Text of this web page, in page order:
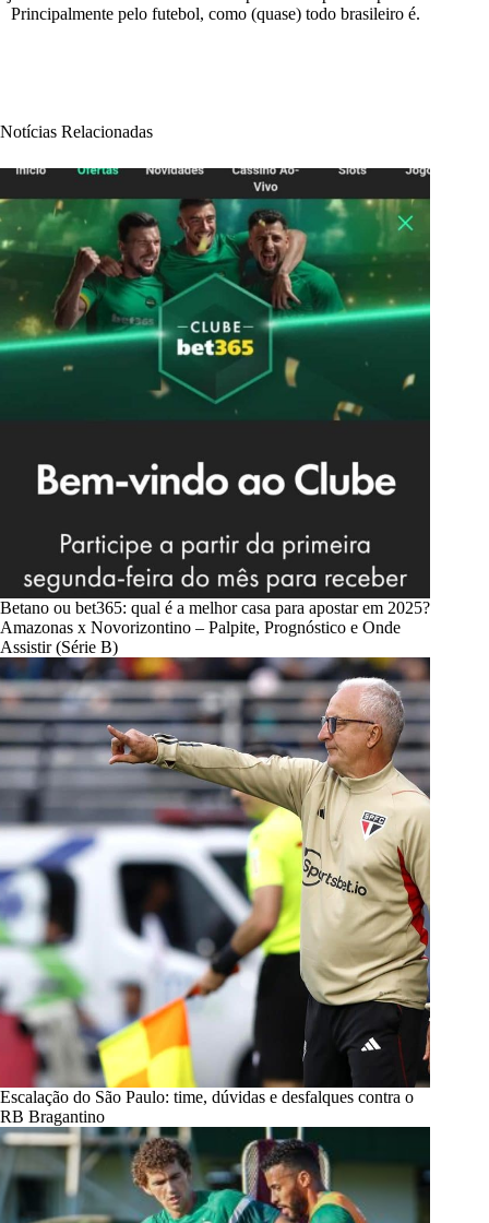
Principalmente pelo futebol, como (quase) todo brasileiro é.
Notícias Relacionadas
Betano ou bet365: qual é a melhor casa para apostar em 2025?
Amazonas x Novorizontino – Palpite, Prognóstico e Onde
Assistir (Série B)
Escalação do São Paulo: time, dúvidas e desfalques contra o
RB Bragantino